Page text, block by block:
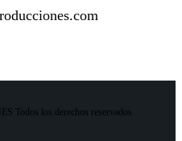
Todos los derechos reservados